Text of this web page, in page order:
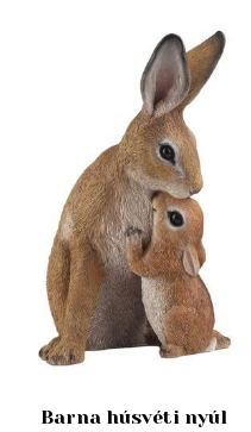
Barna húsvéti nyúl